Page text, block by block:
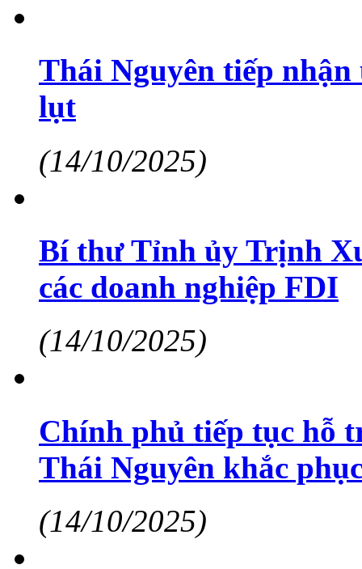
Thái Nguyên tiếp
lụt
(14/10/2025)
Bí thư Tỉnh ủy Trịnh
các doanh nghiệp FDI
(14/10/2025)
Chính phủ tiếp tục hỗ
Thái Nguyên khắc
(14/10/2025)